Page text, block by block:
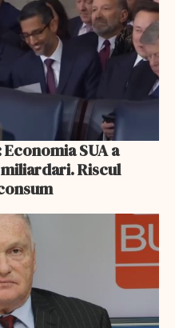
SUA a
Riscul